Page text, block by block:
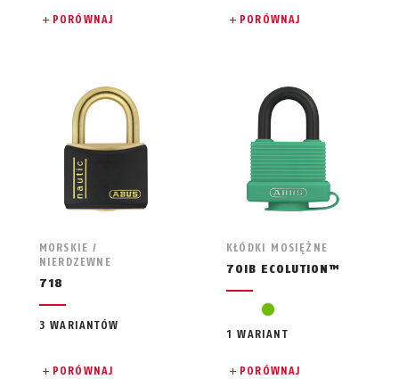
PORÓWNAJ PORÓWNAJ
MORSKIE /
NIERDZEWNE
718
3 WARIANTÓW
PORÓWNAJ
KŁÓDKI MOSIĘŻNE
70IB ECOLUTION™
zielony
1 WARIANT
PORÓWNAJ